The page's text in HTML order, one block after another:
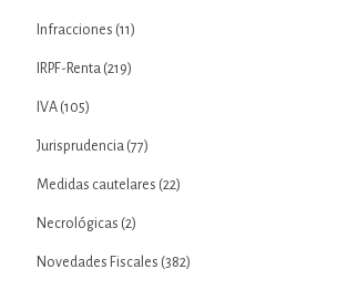
Infracciones (11)
IRPF-Renta (219)
IVA (105)
Jurisprudencia (77)
Medidas cautelares (22)
Necrológicas (2)
Novedades Fiscales (382)